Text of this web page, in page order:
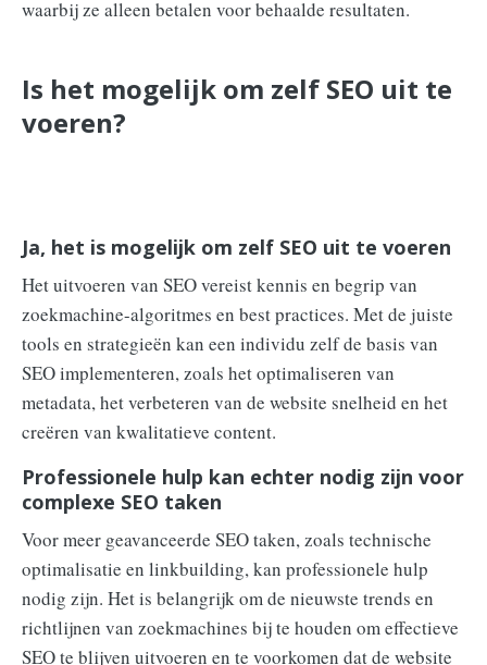
waarbij ze alleen betalen voor behaalde resultaten.
Is het mogelijk om zelf SEO uit te
voeren?
Ja, het is mogelijk om zelf SEO uit te voeren
Het uitvoeren van SEO vereist kennis en begrip van
zoekmachine-algoritmes en best practices. Met de juiste
tools en strategieën kan een individu zelf de basis van
SEO implementeren, zoals het optimaliseren van
metadata, het verbeteren van de website snelheid en het
creëren van kwalitatieve content.
Professionele hulp kan echter nodig zijn voor
complexe SEO taken
Voor meer geavanceerde SEO taken, zoals technische
optimalisatie en linkbuilding, kan professionele hulp
nodig zijn. Het is belangrijk om de nieuwste trends en
richtlijnen van zoekmachines bij te houden om effectieve
SEO te blijven uitvoeren en te voorkomen dat de website